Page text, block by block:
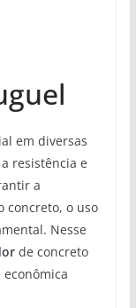
em diversas
resistência e
a
concreto, o uso
Nesse
de concreto